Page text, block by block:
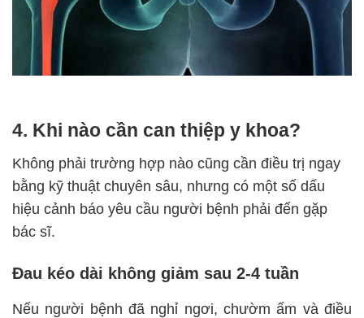
4. Khi nào cần can thiệp y khoa?
Không phải trường hợp nào cũng cần điều trị ngay
bằng kỹ thuật chuyên sâu, nhưng có một số dấu
hiệu cảnh báo yêu cầu người bệnh phải đến gặp
bác sĩ.
Đau kéo dài không giảm sau 2-4 tuần
Nếu người bệnh đã nghỉ ngơi, chườm ấm và điều